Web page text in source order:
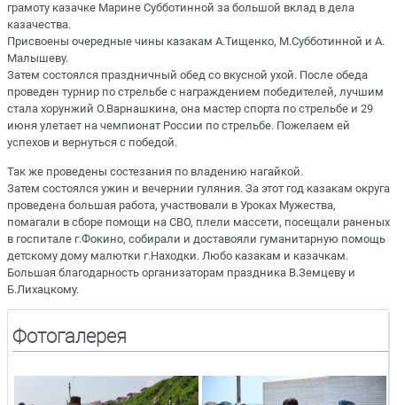
грамоту казачке Марине Субботинной за большой вклад в дела
казачества.
Присвоены очередные чины казакам А.Тищенко, М.Субботинной и А.
Малышеву.
Затем состоялся праздничный обед со вкусной ухой. После обеда
проведен турнир по стрельбе с награждением победителей, лучшим
стала хорунжий О.Варнашкина, она мастер спорта по стрельбе и 29
июня улетает на чемпионат России по стрельбе. Пожелаем ей
успехов и вернуться с победой.
Так же проведены состезания по владению нагайкой.
Затем состоялся ужин и вечернии гуляния. За этот год казакам округа
проведена большая работа, участвовали в Уроках Мужества,
помагали в сборе помощи на СВО, плели массети, посещали раненых
в госпитале г.Фокино, собирали и доставояли гуманитарную помощь
детскому дому малютки г.Находки. Любо казакам и казачкам.
Большая благодарность организаторам праздника В.Земцеву и
Б.Лихацкому.
Фотогалерея